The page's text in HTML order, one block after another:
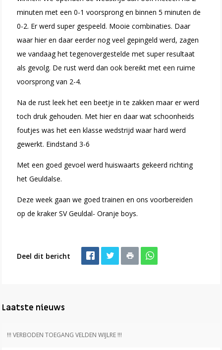
minuten met een 0-1 voorsprong en binnen 5 minuten de
0-2. Er werd super gespeeld. Mooie combinaties. Daar
waar hier en daar eerder nog veel gepingeld werd, zagen
we vandaag het tegenovergestelde met super resultaat
als gevolg. De rust werd dan ook bereikt met een ruime
voorsprong van 2-4.
Na de rust leek het een beetje in te zakken maar er werd
toch druk gehouden. Met hier en daar wat schoonheids
foutjes was het een klasse wedstrijd waar hard werd
gewerkt. Eindstand 3-6
Met een goed gevoel werd huiswaarts gekeerd richting
het Geuldalse.
Deze week gaan we goed trainen en ons voorbereiden
op de kraker SV Geuldal- Oranje boys.
Deel dit bericht
Laatste nieuws
!!! VERBODEN TOEGANG VELDEN WIJLRE !!!